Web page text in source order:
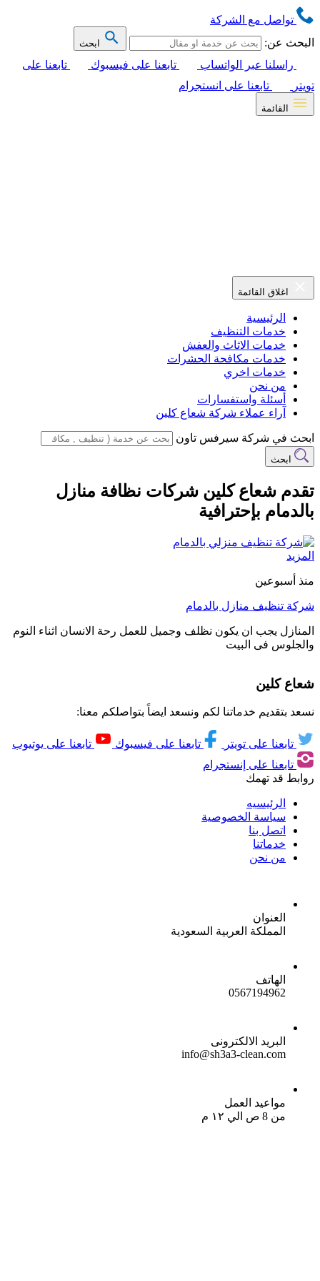
تواصل مع الشركة
البحث عن:
ابحث
راسلنا عبر الواتساب تابعنا على فيسبوك
تابعنا على
تويتر
تابعنا على انستجرام
القائمة
اغلاق القائمة
الرئيسية
خدمات التنظيف
خدمات الاثاث والعفش
خدمات مكافحة الحشرات
خدمات اخري
من نحن
أسئلة واستفسارات
آراء عملاء شركة شعاع كلين
ابحث في شركة سيرفس تاون
ابحث
تقدم شعاع كلين شركات نظافة منازل
بالدمام بإحترافية
المزيد
منذ أسبوعين
شركة تنظيف منازل بالدمام
المنازل يجب ان يكون نظلف وجميل للعمل رحة الانسان اثناء النوم
والجلوس فى البيت
شعاع كلين
نسعد بتقديم خدماتنا لكم ونسعد ايضاً بتواصلكم معنا:
تابعنا على تويتر تابعنا على فيسبوك
تابعنا على يوتيوب
تابعنا على إنستجرام
روابط قد تهمك
الرئيسيه
سياسة الخصوصية
اتصل بنا
خدماتنا
من نحن
العنوان
المملكة العربية السعودية
الهاتف
0567194962
البريد الالكترونى
info@sh3a3-clean.com
مواعيد العمل
من 8 ص الي ١٢ م